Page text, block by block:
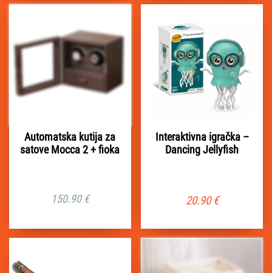
Automatska kutija za
satove Mocca 2 + fioka
150.90 €
Interaktivna igračka –
Dancing Jellyfish
20.90€